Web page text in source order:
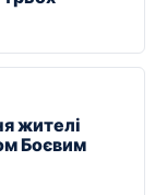
жителі
Боєвим